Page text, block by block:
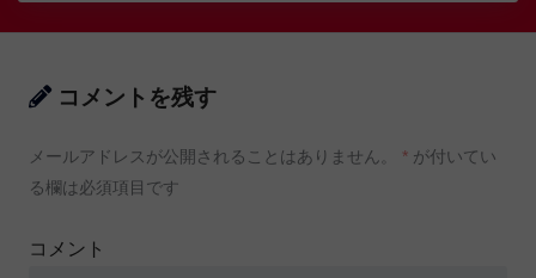
コメントを残す
メールアドレスが公開されることはありません。 * が付いてい
る欄は必須項目です
コメント